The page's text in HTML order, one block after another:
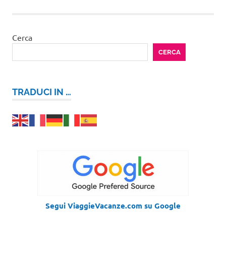
Cerca
CERCA
TRADUCI IN …
Segui ViaggieVacanze.com su Google